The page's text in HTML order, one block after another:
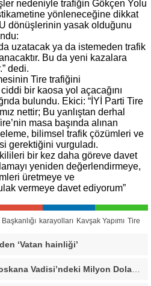
nedeniyle trafiğin Gökçen Yolu
yönleneceğine dikkat
dönüşlerinin yasak olduğunu
uzatacak ya da istemeden trafik
Bu da yeni kazalara
dedi.
Tire trafiğini
bir kaosa yol açacağını
bulundu. Ekici: “İYİ Parti Tire
nettir; Bu yanlıştan derhal
masa başında alınan
bilimsel trafik çözümleri ve
gerektiğini vurguladı.
bir kez daha göreve davet
yeniden değerlendirmeye,
üretmeye ve
vermeye davet ediyorum”
karayolları Kavşak Yapımı Tire
‘Vatan hainliği’
İstanbul ,Büyükçekmece Toskana Vadisi’ndeki Milyon Dolarlık Villa İçin Savcılık Harekete Geçti! 138,40 Metrekarelik Kaçak Alan Tespit Edildi